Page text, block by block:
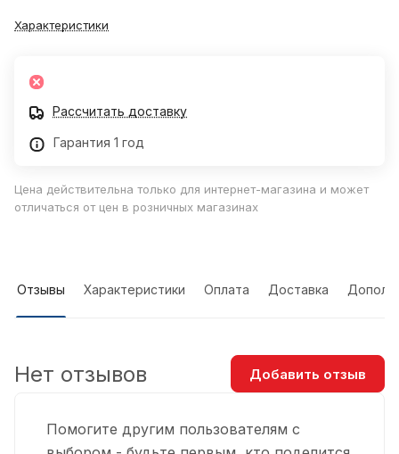
Характеристики
Рассчитать доставку
Гарантия 1 год
Цена действительна только для интернет-магазина и может
отличаться от цен в розничных магазинах
Отзывы Характеристики Оплата Доставка
Помогите другим пользователям с
Нет отзывов Добавить отзыв